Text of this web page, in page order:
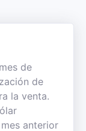
de
de
la venta.
anterior